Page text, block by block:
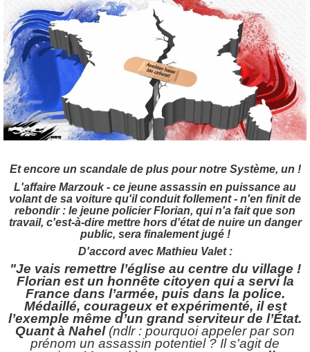
Et encore un scandale de plus pour notre Système, un !
L'affaire Marzouk - ce jeune assassin en puissance au
volant de sa voiture qu'il conduit follement - n'en finit de
rebondir : le jeune policier Florian, qui n'a fait que son
travail, c'est-à-dire mettre hors d'état de nuire un danger
public, sera finalement jugé !
D'accord avec Mathieu Valet :
"Je vais remettre l’église au centre du village !
Florian est un honnête citoyen qui a servi la
France dans l’armée, puis dans la police.
Médaillé, courageux et expérimenté, il est
l’exemple même d’un grand serviteur de l’État.
Quant à Nahel (ndlr : pourquoi appeler par son
prénom un assassin potentiel ? Il s'agit de